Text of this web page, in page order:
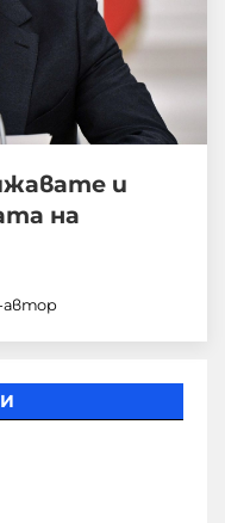
и
на
автор